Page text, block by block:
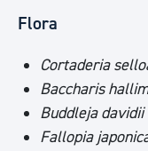
Flora
Cortaderia
Baccharis
Buddleja davidii
Fallopia